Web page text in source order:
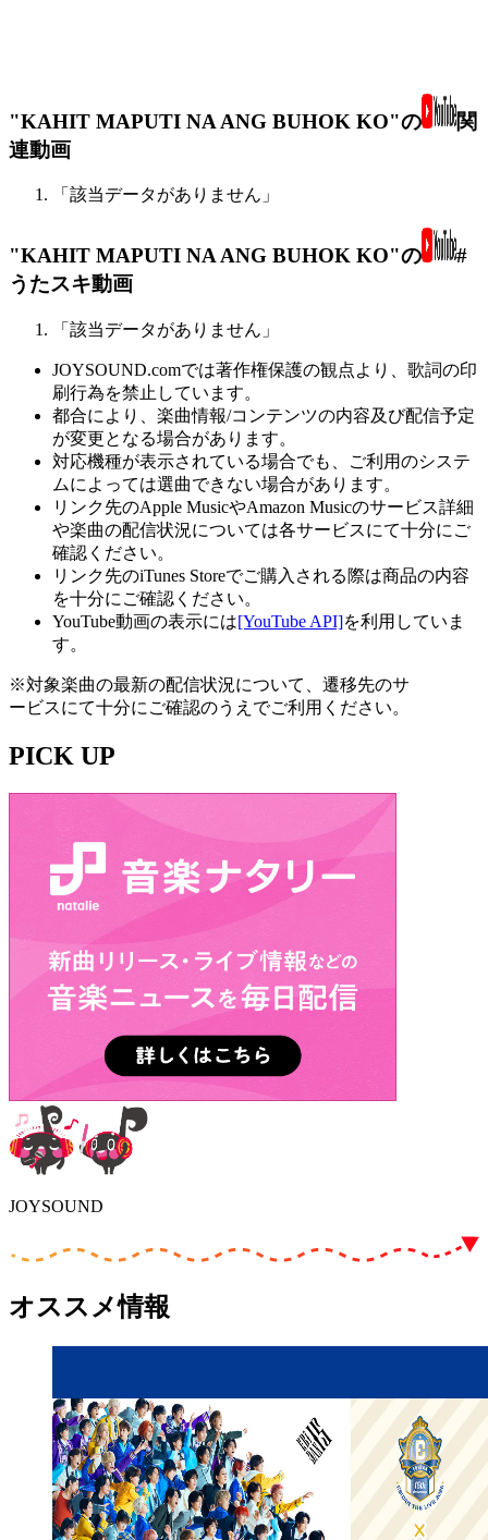
"KAHIT MAPUTI NA ANG BUHOK KO"の
関
連動画
「該当データがありません」
"KAHIT MAPUTI NA ANG BUHOK KO"の
#
うたスキ動画
「該当データがありません」
JOYSOUND.comでは著作権保護の観点より、歌詞の印
刷行為を禁止しています。
都合により、楽曲情報/コンテンツの内容及び配信予定
が変更となる場合があります。
対応機種が表示されている場合でも、ご利用のシステ
ムによっては選曲できない場合があります。
リンク先のApple MusicやAmazon Musicのサービス詳細
や楽曲の配信状況については各サービスにて十分にご
確認ください。
リンク先のiTunes Storeでご購入される際は商品の内容
を十分にご確認ください。
YouTube動画の表示には[YouTube API]を利用していま
す。
※対象楽曲の最新の配信状況について、遷移先のサ
ービスにて十分にご確認のうえでご利用ください。
PICK UP
JOYSOUND
オススメ情報